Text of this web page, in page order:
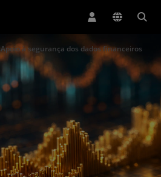
Apoio à segurança dos dados financeiros